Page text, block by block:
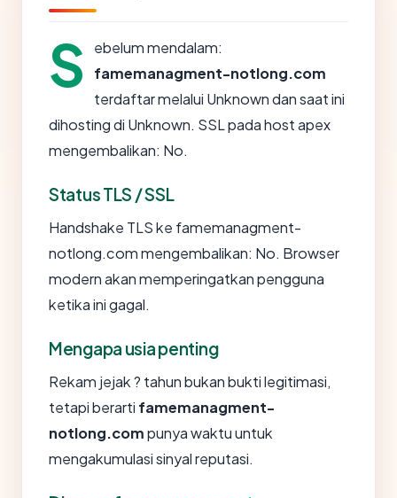
S
ebelum mendalam:
famemanagment-notlong.com
terdaftar melalui Unknown dan saat ini
dihosting di Unknown. SSL pada host apex
mengembalikan: No.
Status TLS / SSL
Handshake TLS ke famemanagment-
notlong.com mengembalikan: No. Browser
modern akan memperingatkan pengguna
ketika ini gagal.
Mengapa usia penting
Rekam jejak ? tahun bukan bukti legitimasi,
tetapi berarti famemanagment-
notlong.compunya waktu untuk
mengakumulasi sinyal reputasi.